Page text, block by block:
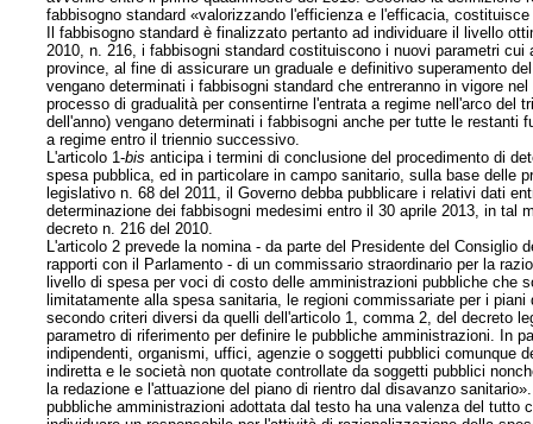
fabbisogno standard «valorizzando l'efficienza e l'efficacia,
Il fabbisogno standard è finalizzato pertanto ad individuare il livello
2010, n. 216, i fabbisogni standard costituiscono i nuovi parametri
province, al fine di assicurare un graduale e definitivo superamento
vengano determinati i fabbisogni standard che entreranno in vigore
processo di gradualità per consentirne l'entrata a regime nell'arco
dell'anno) vengano determinati i fabbisogni anche per tutte le
a regime entro il triennio successivo.
L'articolo 1-bis anticipa i termini di conclusione del procedimento di
spesa pubblica, ed in particolare in campo sanitario, sulla base delle
legislativo n. 68 del 2011, il Governo debba pubblicare i relativi dati
determinazione dei fabbisogni medesimi entro il 30 aprile 2013, in tal
decreto n. 216 del 2010.
L'articolo 2 prevede la nomina - da parte del Presidente del
rapporti con il Parlamento - di un commissario straordinario per la
livello di spesa per voci di costo delle amministrazioni pubbliche
limitatamente alla spesa sanitaria, le regioni commissariate per i
secondo criteri diversi da quelli dell'articolo 1, comma 2, del decreto
parametro di riferimento per definire le pubbliche amministrazioni. In
indipendenti, organismi, uffici, agenzie o soggetti pubblici comunque
indiretta e le società non quotate controllate da soggetti pubblici
la redazione e l'attuazione del piano di rientro dal disavanzo
pubbliche amministrazioni adottata dal testo ha una valenza del